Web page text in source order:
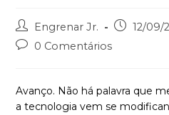
Post
author:
Engrenar Jr.
Post12/09/
Post0 Comentários
Avanço. Não há palavra que
a tecnologia vem se